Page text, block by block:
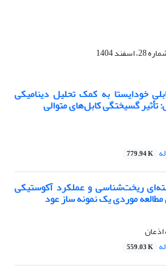
خودایستا به کمک تحلیل دینامیکی
گسیختگی کابل‌های متوالی
779.94 K
ریخت‌شناسی و عملکرد آکوستیکی
موردی یک نمونه ساز عود
559.03 K